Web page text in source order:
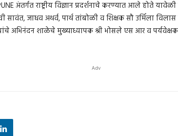
अंतर्गत राष्ट्रीय विज्ञान प्रदर्शनाचे करण्यात आले होते
सावंत, जाधव अथर्व, पार्थ तांबोळी व शिक्षक सौ उर्मिला
यांचे अभिनंदन शाळेचे मुख्याध्यापक श्री भोसले एस आर व पर्यवेक्षक
Adv